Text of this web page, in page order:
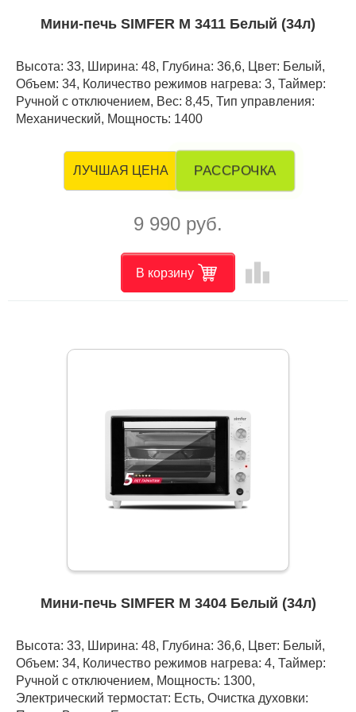
Мини-печь SIMFER M 3411 Белый (34л)
Высота: 33, Ширина: 48, Глубина: 36,6, Цвет: Белый,
Объем: 34, Количество режимов нагрева: 3, Таймер:
Ручной с отключением, Вес: 8,45, Тип управления:
Механический, Мощность: 1400
ЛУЧШАЯ ЦЕНА РАССРОЧКА
9 990 руб.
В корзину leaderboard
Мини-печь SIMFER M 3404 Белый (34л)
Высота: 33, Ширина: 48, Глубина: 36,6, Цвет: Белый,
Объем: 34, Количество режимов нагрева: 4, Таймер:
Ручной с отключением, Мощность: 1300,
Электрический термостат: Есть, Очистка духовки: